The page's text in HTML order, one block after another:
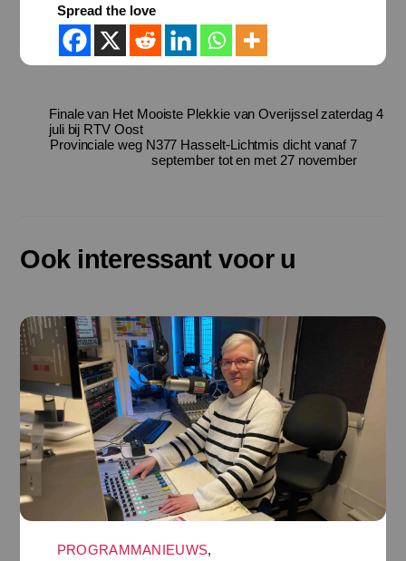
Spread the love
Finale van Het Mooiste Plekkie van Overijssel zaterdag 4
juli bij RTV Oost
Provinciale weg N377 Hasselt-Lichtmis dicht vanaf 7
september tot en met 27 november
Ook interessant voor u
PROGRAMMANIEUWS,